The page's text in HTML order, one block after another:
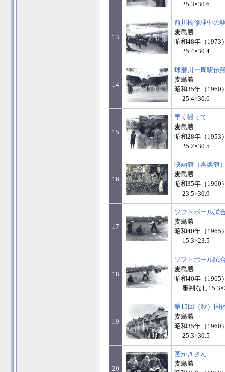
25.3×30.6
13
前川橋修理中の
麦島勝
昭和48年（1973
25.4×30.4
14
球磨川一周駅伝
麦島勝
昭和35年（1960
25.4×30.6
15
早く撮って
麦島勝
昭和28年（1953
25.2×30.5
16
映画館（喜楽館
麦島勝
昭和35年（1960
23.5×30.9
17
ソフトボール試
麦島勝
昭和40年（1965
15.3×23.5
18
ソフトボール試
麦島勝
昭和40年（1965
審判なし
19
第15回（秋）国
麦島勝
昭和35年（1960
25.3×30.5
20
画かきさん
麦島勝